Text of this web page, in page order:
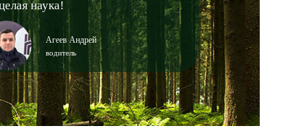
наука!
Агеев Андрей
водитель